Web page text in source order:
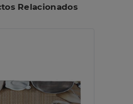
Relacionados